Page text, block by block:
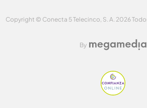
Copyright © Conecta 5 Telecinco, S. A. 2026
By